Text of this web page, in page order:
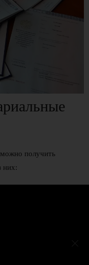
получить
них: